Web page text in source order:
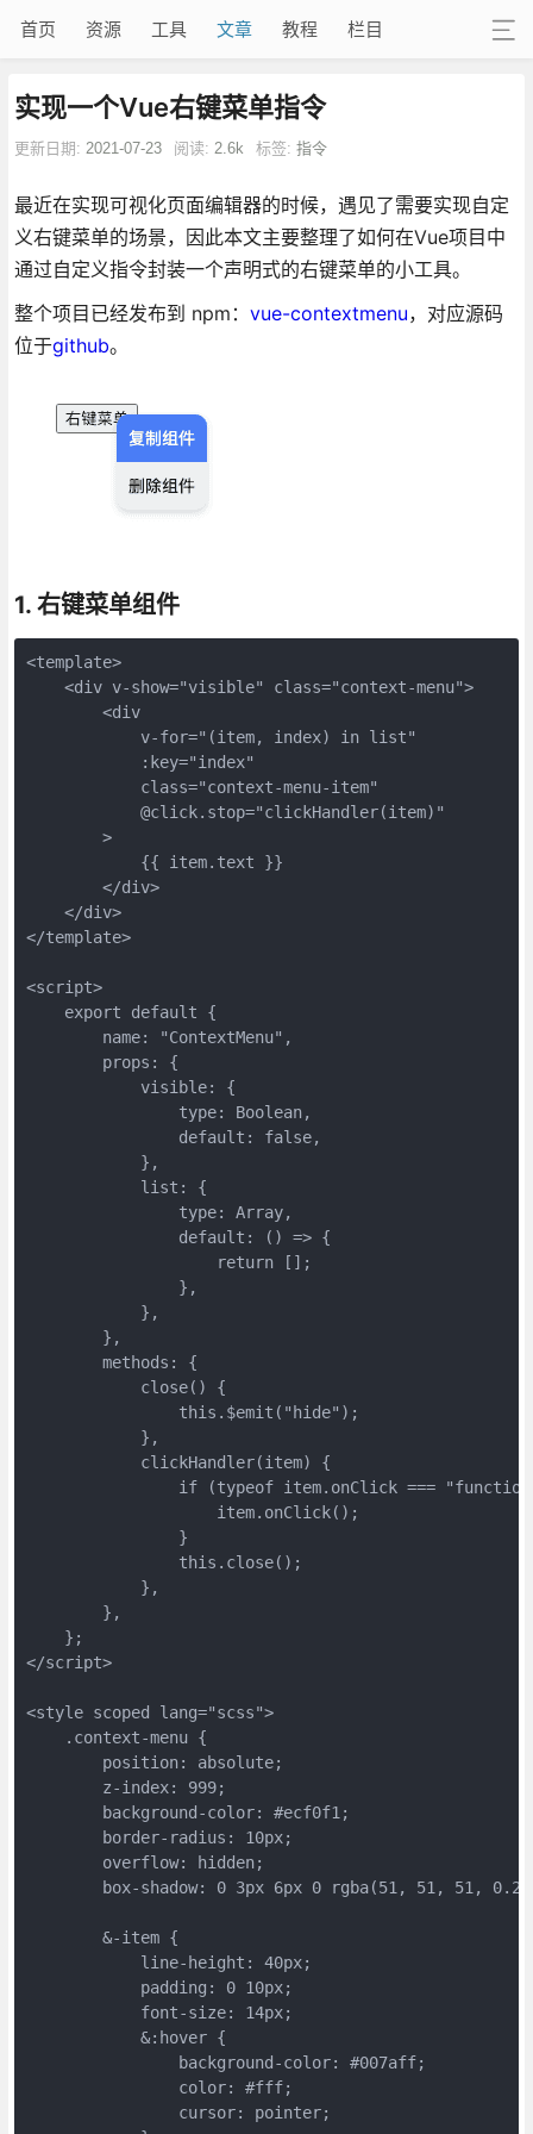
首页 资源 工具 文章 教程 栏目
实现一个Vue右键菜单指令
更新日期: 2021-07-23 阅读: 2.6k 标签: 指令
最近在实现可视化页面编辑器的时候，遇见了需要实现自定
义右键菜单的场景，因此本文主要整理了如何在Vue项目中
通过自定义指令封装一个声明式的右键菜单的小工具。
整个项目已经发布到 npm： vue-contextmenu，对应源码
位于github。
1. 右键菜单组件
<template>
    <div v-show="visible" class="context-menu">
        <div
            v-for="(item, index) in list"
            :key="index"
            class="context-menu-item"
            @click.stop="clickHandler(item)"
        >
            {{ item.text }}
        </div>
    </div>
</template>
<script>
    export default {
        name: "ContextMenu",
        props: {
            visible: {
                type: Boolean,
                default: false,
            },
            list: {
                type: Array,
                default: () => {
                    return [];
                },
            },
        },
        methods: {
            close() {
                this.$emit("hide");
            },
            clickHandler(item) {
if (typeof item.onClick ===
                    item.onClick();
                }
                this.close();
            },
        },
    };
</script>
<style scoped lang="scss">
    .context-menu {
        position: absolute;
        z-index: 999;
        background-color: #ecf0f1;
        border-radius: 10px;
        overflow: hidden;
box-shadow: 0 3px 6px 0 rgba(51, 51, 51,
        &-item {
            line-height: 40px;
            padding: 0 10px;
            font-size: 14px;
            &:hover {
                background-color: #007aff;
                color: #fff;
                cursor: pointer;